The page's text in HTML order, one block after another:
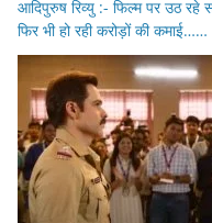
आदिपुरुष रिव्यु :- फिल्म पर उठ
फिर भी हो रही करोड़ों की कमाई……